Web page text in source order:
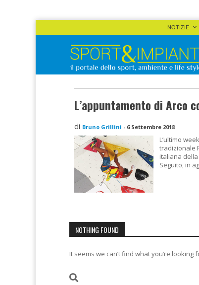
NOTIZIE
Sport&Impianti
L’appuntamento di Arco
di Bruno Grillini - 6 Settembre 2018
L’ultimo
tradizionale
italiana
Seguito, in
NOTHING FOUND
It seems we can’t find what you’re